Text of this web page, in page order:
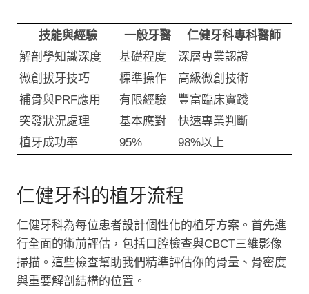
技能與經驗 一般牙醫
仁健牙科專科醫師
解剖學知識深度
基礎程度
深層專業認證
微創拔牙技巧
標準操作
高級微創技術
補骨與PRF應用
有限經驗
豐富臨床實踐
突發狀況處理
基本應對
快速專業判斷
植牙成功率
95% 98%以上
仁健牙科的植牙流程
仁健牙科為每位患者設計個性化的植牙方案。首先進
行全面的術前評估，包括口腔檢查與CBCT三維影像
掃描。這些檢查幫助我們精準評估你的骨量、骨密度
與重要解剖結構的位置。